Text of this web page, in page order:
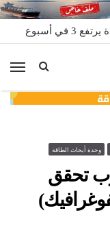
أسبوع
وحدة أبحاث الطاقة
تحقق